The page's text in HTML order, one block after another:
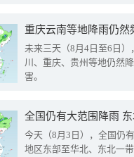
重庆云南等地降雨仍然
未来三天（8月4日至6日
川、重庆、贵州等地仍然
害。
全国仍有大范围降雨
今天（8月3日），全国仍
地区东部至华北、东北一